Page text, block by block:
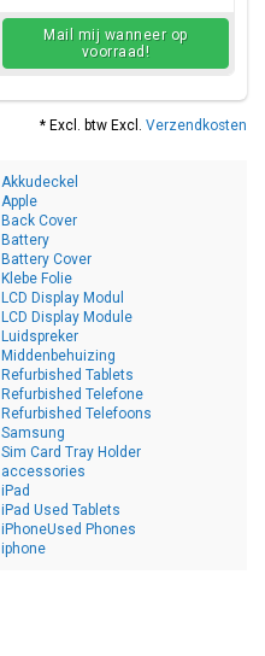
Mail mij wanneer op
voorraad!
* Excl. btw Excl. Verzendkosten
Akkudeckel
Apple
Back Cover
Battery
Battery Cover
Klebe Folie
LCD Display Modul
LCD Display Module
Luidspreker
Middenbehuizing
Refurbished Tablets
Refurbished Telefone
Refurbished Telefoons
Samsung
Sim Card Tray Holder
accessories
iPad
iPad Used Tablets
iPhoneUsed Phones
iphone